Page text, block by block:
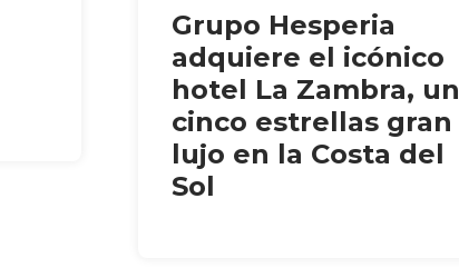
Grupo Hesperia
adquiere el icónico
hotel La Zambra, un
cinco estrellas gran
lujo en la Costa del
Sol